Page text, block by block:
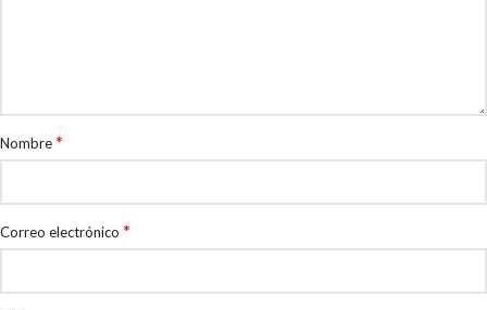
Nombre*
Correo electrónico *